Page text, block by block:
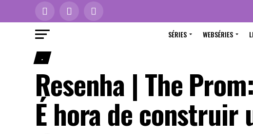
SÉRIES WEBSÉRIES
.
Resenha | The
É hora de construir